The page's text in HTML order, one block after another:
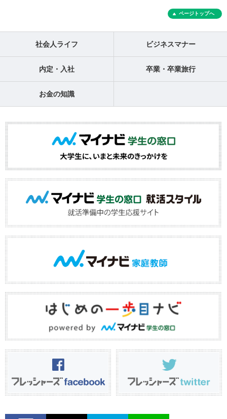
ページトップへ
社会人ライフ ビジネスマナー
内定・入社 卒業・卒業旅行
お金の知識